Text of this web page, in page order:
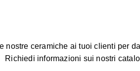
nostre ceramiche ai tuoi clienti per
Richiedi informazioni sui nostri